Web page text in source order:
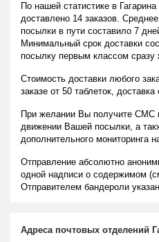
По нашей статистике в
доставлено 14 заказов.
посылки в пути составило 7
Минимальный срок доставки
посылку первым классом сразу
Стоимость доставки любого
заказе от 50 таблеток,
При желании Вы получите СМС
движении Вашей посылки, а
дополнительного мониторинга
Отправление абсолютно
одной надписи о содержимом
Отправителем бандероли
Адреса почтовых отделений